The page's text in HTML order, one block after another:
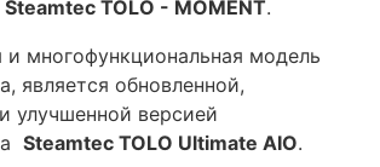
Steamtec TOLO - MOMENT.
и многофункциональная модель
является обновленной,
улучшенной версией
Steamtec TOLO Ultimate AIO.